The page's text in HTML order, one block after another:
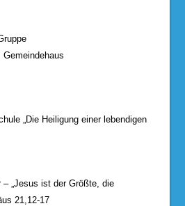
Gemeindehaus
„Die Heiligung einer lebendigen
– „Jesus ist der Größte, die
21,12-17